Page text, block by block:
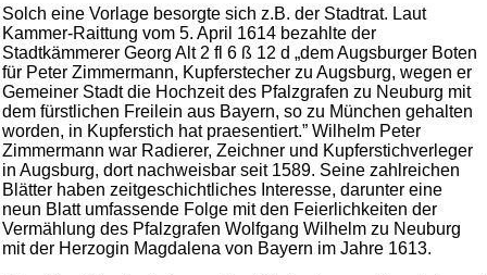
Solch eine Vorlage besorgte sich z.B. der Stadtrat. Laut
Kammer-Raittung vom 5. April 1614 bezahlte der
Stadtkämmerer Georg Alt 2 fl 6 ß 12 d „dem Augsburger Boten
für Peter Zimmermann, Kupferstecher zu Augsburg, wegen er
Gemeiner Stadt die Hochzeit des Pfalzgrafen zu Neuburg mit
dem fürstlichen Freilein aus Bayern, so zu München gehalten
worden, in Kupferstich hat praesentiert.” Wilhelm Peter
Zimmermann war Radierer, Zeichner und Kupferstichverleger
in Augsburg, dort nachweisbar seit 1589. Seine zahlreichen
Blätter haben zeitgeschichtliches Interesse, darunter eine
neun Blatt umfassende Folge mit den Feierlichkeiten der
Vermählung des Pfalzgrafen Wolfgang Wilhelm zu Neuburg
mit der Herzogin Magdalena von Bayern im Jahre 1613.